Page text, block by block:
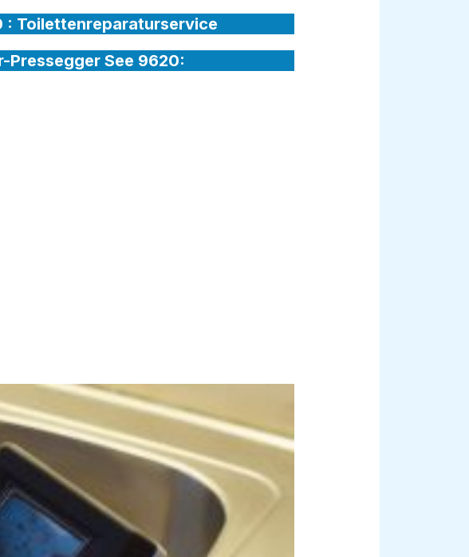
: Toilettenreparaturservice
Pressegger See 9620: